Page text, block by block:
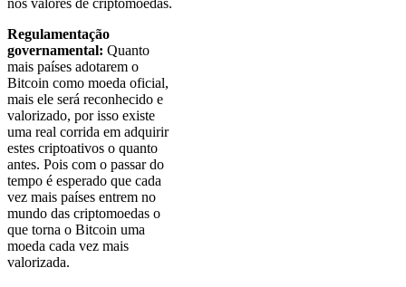
Regulamentação
governamental: Quanto
mais países adotarem o
Bitcoin como moeda oficial,
mais ele será reconhecido e
valorizado, por isso existe
uma real corrida em adquirir
estes criptoativos o quanto
antes. Pois com o passar do
tempo é esperado que cada
vez mais países entrem no
mundo das criptomoedas o
que torna o Bitcoin uma
moeda cada vez mais
valorizada.